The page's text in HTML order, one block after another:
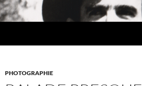
Aller
au
PHOTOGRAPHIE